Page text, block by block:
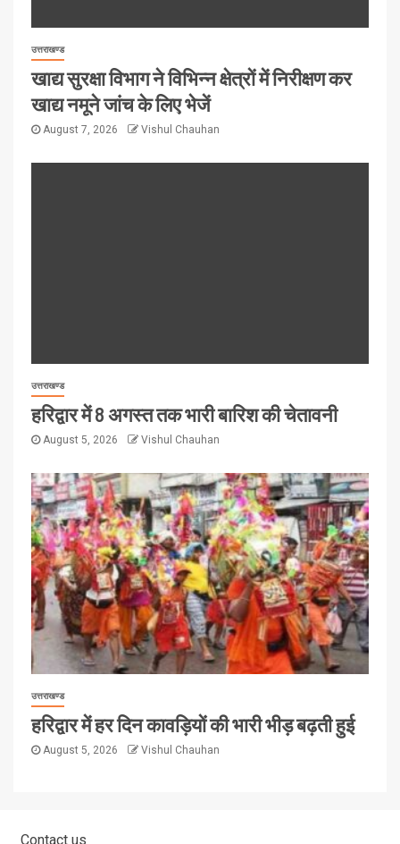
उत्तराखण्ड
खाद्य सुरक्षा विभाग ने विभिन्न क्षेत्रों में निरीक्षण कर
खाद्य नमूने जांच के लिए भेजें
August 7, 2026 Vishul Chauhan
उत्तराखण्ड
हरिद्वार में 8 अगस्त तक भारी बारिश की चेतावनी
August 5, 2026 Vishul Chauhan
उत्तराखण्ड
हरिद्वार में हर दिन कावड़ियों की भारी भीड़ बढ़ती हुई
August 5, 2026 Vishul Chauhan
Contact us